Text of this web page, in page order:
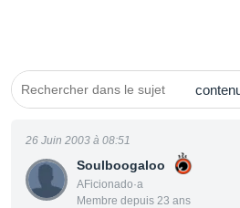
Soulboogaloo
AFicionado·a
Membre depuis 23 ans
26 Juin 2003 à 08:51